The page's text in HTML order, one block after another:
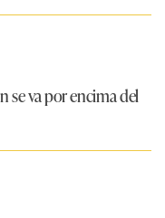
se va por encima del